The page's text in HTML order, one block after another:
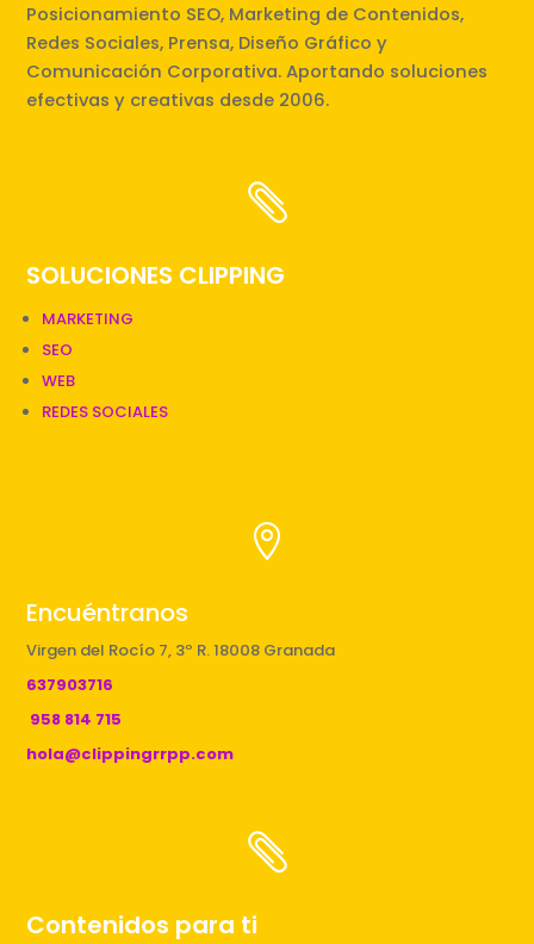
Posicionamiento SEO, Marketing de Contenidos,
Redes Sociales, Prensa, Diseño Gráfico y
Comunicación Corporativa. Aportando soluciones
efectivas y creativas desde 2006.

SOLUCIONES CLIPPING
MARKETING
SEO
WEB
REDES SOCIALES

Encuéntranos
Virgen del Rocío 7, 3º R. 18008 Granada
637903716
958 814 715
hola@clippingrrpp.com

Contenidos para ti